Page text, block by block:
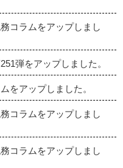
コラムをアップしまし
弾をアップしました。
をアップしました。
コラムをアップしまし
コラムをアップしまし